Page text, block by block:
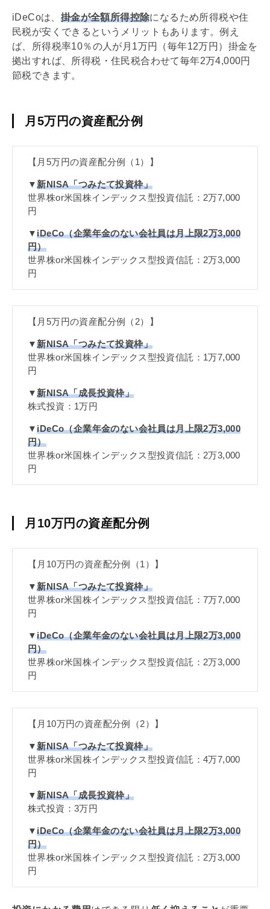
iDeCoは、 掛金が全額所得控除になるため所得税や住
民税が安くできるというメリットもあります。例え
ば、所得税率10％の人が月1万円（毎年12万円）掛金を
拠出すれば、所得税・住民税合わせて毎年2万4,000円
節税できます。
月5万円の資産配分例
【月5万円の資産配分例（1）】
▼新NISA「つみたて投資枠」
世界株or米国株インデックス型投資信託：2万7,000
円
▼iDeCo（企業年金のない会社員は月上限2万3,000
円）
世界株or米国株インデックス型投資信託：2万3,000
円
【月5万円の資産配分例（2）】
▼新NISA「つみたて投資枠」
世界株or米国株インデックス型投資信託：1万7,000
円
▼新NISA「成長投資枠」
株式投資：1万円
▼iDeCo（企業年金のない会社員は月上限2万3,000
円）
世界株or米国株インデックス型投資信託：2万3,000
円
月10万円の資産配分例
【月10万円の資産配分例（1）】
▼新NISA「つみたて投資枠」
世界株or米国株インデックス型投資信託：7万7,000
円
▼iDeCo（企業年金のない会社員は月上限2万3,000
円）
世界株or米国株インデックス型投資信託：2万3,000
円
【月10万円の資産配分例（2）】
▼新NISA「つみたて投資枠」
世界株or米国株インデックス型投資信託：4万7,000
円
▼新NISA「成長投資枠」
株式投資：3万円
▼iDeCo（企業年金のない会社員は月上限2万3,000
円）
世界株or米国株インデックス型投資信託：2万3,000
円